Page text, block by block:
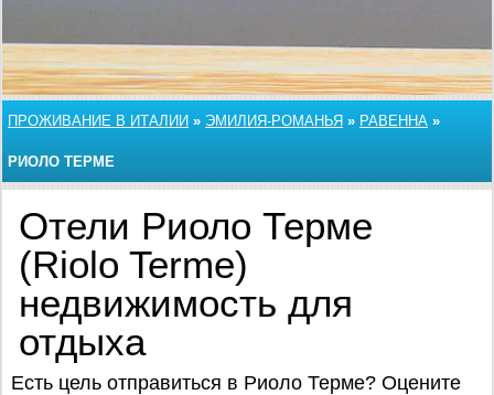
ПРОЖИВАНИЕ В ИТАЛИИ » ЭМИЛИЯ-РОМАНЬЯ » РАВЕННА »
РИОЛО ТЕРМЕ
Отели Риоло Терме
(Riolo Terme)
недвижимость для
отдыха
Есть цель отправиться в Риоло Терме? Оцените